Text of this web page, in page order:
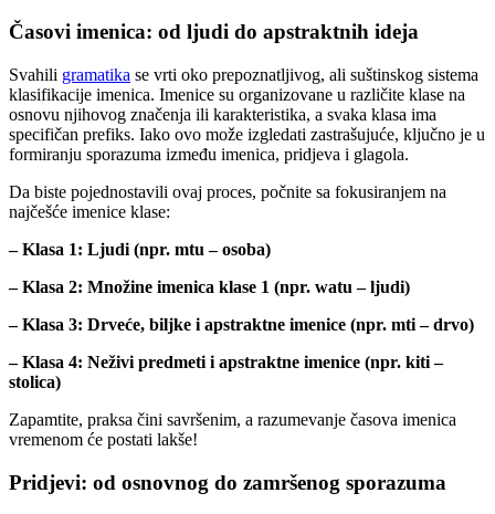
Časovi imenica: od ljudi do apstraktnih ideja
Svahili gramatika se vrti oko prepoznatljivog, ali suštinskog sistema
klasifikacije imenica. Imenice su organizovane u različite klase na
osnovu njihovog značenja ili karakteristika, a svaka klasa ima
specifičan prefiks. Iako ovo može izgledati zastrašujuće, ključno je u
formiranju sporazuma između imenica, pridjeva i glagola.
Da biste pojednostavili ovaj proces, počnite sa fokusiranjem na
najčešće imenice klase:
– Klasa 1: Ljudi (npr. mtu – osoba)
– Klasa 2: Množine imenica klase 1 (npr. watu – ljudi)
– Klasa 3: Drveće, biljke i apstraktne imenice (npr. mti – drvo)
– Klasa 4: Neživi predmeti i apstraktne imenice (npr. kiti –
stolica)
Zapamtite, praksa čini savršenim, a razumevanje časova imenica
vremenom će postati lakše!
Pridjevi: od osnovnog do zamršenog sporazuma